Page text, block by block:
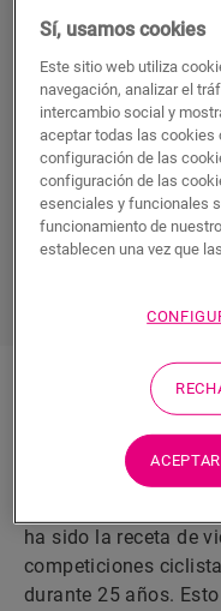
A Quick-Step le
Llevamos más de dos
profesional
campeones. El amor
comenzó en 1999,
de los
Desde entonces,
de primera categoría
Quick-Step y
clic perfecto
ha sido la receta de
competiciones
durante 25 años.
Sí, usamos cookies
Este sitio web utiliza
navegación, analizar el
intercambio social y
aceptar todas las cookies
configuración de las
configuración de las
esenciales y funcionales
funcionamiento de
establecen una vez que